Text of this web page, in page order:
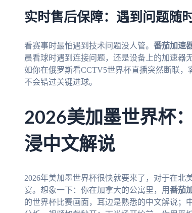
实时售后保障：遇到问题随
看赛事时最怕遇到技术问题没人管。 番茄加速
晨看球时遇到连接问题，还是设备上的加速器
如你在俄罗斯看CCTV5世界杯直播突然断联，
不会错过关键进球。
2026美加墨世界杯
浸中文解说
2026年美加墨世界杯很快就要来了，对于在
宴。想象一下：你在加拿大的公寓里，用番茄
的世界杯比赛画面，耳边是熟悉的中文解说；